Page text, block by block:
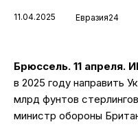
11.04.2025 Евразия24
Брюссель. 11 апреля.
в 2025 году направить
млрд фунтов
министр обороны